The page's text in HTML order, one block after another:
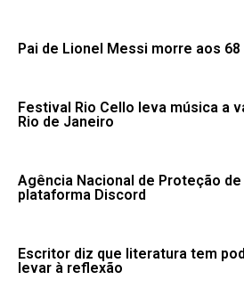
Pai de Lionel Messi morre aos
Festival Rio Cello leva música a
Rio de Janeiro
Agência Nacional de Proteção
plataforma Discord
Escritor diz que literatura tem
levar à reflexão